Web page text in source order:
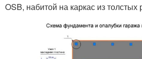
OSB, набитой на каркас из толстых